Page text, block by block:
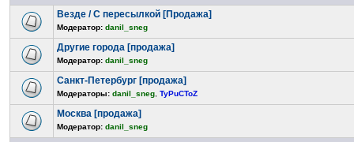
Везде / С пересылкой [Продажа]
Модератор: danil_sneg
Другие города [продажа]
Модератор: danil_sneg
Санкт-Петербург [продажа]
Модераторы: danil_sneg TyPuCToZ
Москва [продажа]
Модератор: danil_sneg